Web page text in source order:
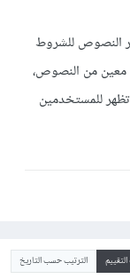
النصوص للشروط
معين من النصوص،
تظهر للمستخدمين
الترتيب حسب التاريخ